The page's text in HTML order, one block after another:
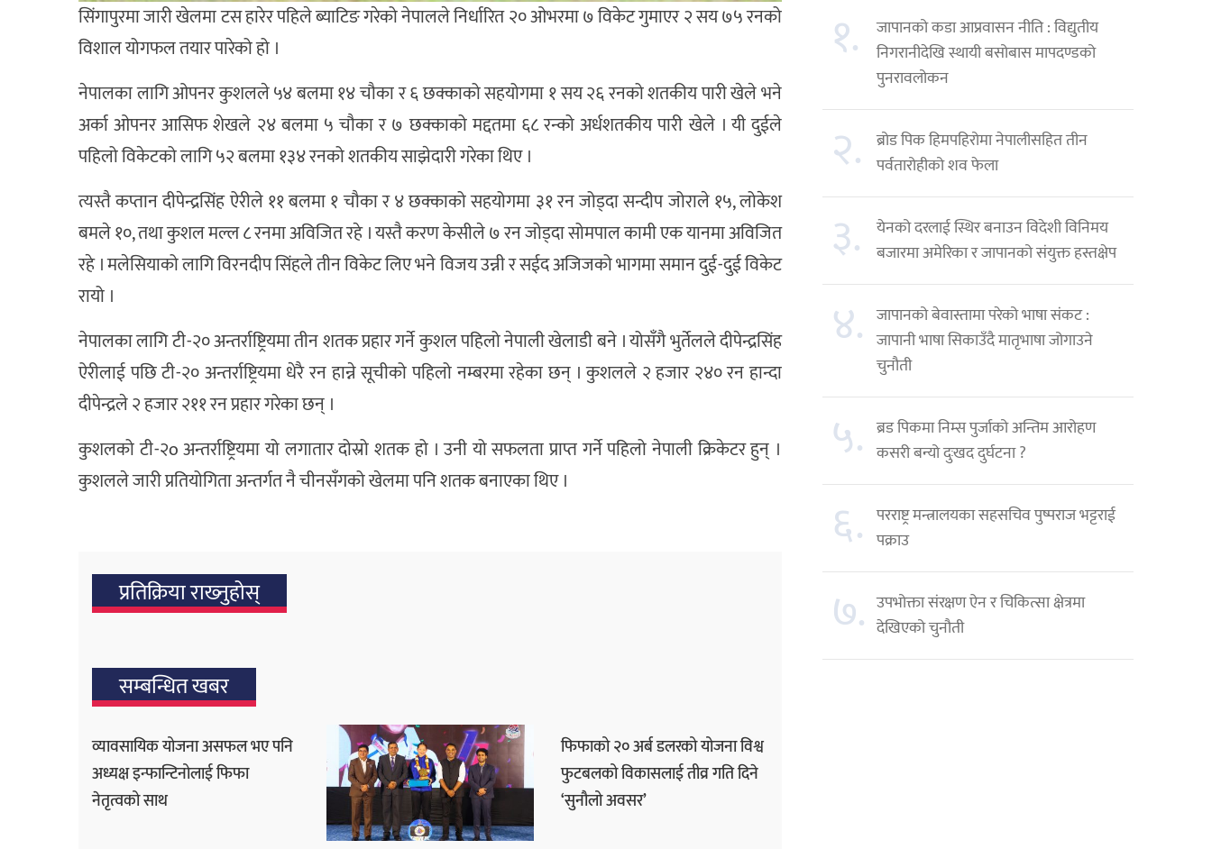
सिंगापुरमा जारी खेलमा टस हारेर पहिले ब्याटिङ गरेको नेपालले निर्धारित २० ओभरमा ७ विकेट गुमाएर २ सय ७५ रनको
विशाल योगफल तयार पारेको हो ।
नेपालका लागि ओपनर कुशलले ५४ बलमा १४ चौका र ६ छक्काको सहयोगमा १ सय २६ रनको शतकीय पारी खेले भने
अर्का ओपनर आसिफ शेखले २४ बलमा ५ चौका र ७ छक्काको मद्दतमा ६८ रन्को अर्धशतकीय पारी खेले । यी दुईले
पहिलो विकेटको लागि ५२ बलमा १३४ रनको शतकीय साझेदारी गरेका थिए ।
त्यस्तै कप्तान दीपेन्द्रसिंह ऐरीले ११ बलमा १ चौका र ४ छक्काको सहयोगमा ३१ रन जोड्दा सन्दीप जोराले १५, लोकेश
बमले १०, तथा कुशल मल्ल ८ रनमा अविजित रहे । यस्तै करण केसीले ७ रन जोड्दा सोमपाल कामी एक यानमा अविजित
रहे । मलेसियाको लागि विरनदीप सिंहले तीन विकेट लिए भने विजय उन्नी र सईद अजिजको भागमा समान दुई-दुई विकेट
रायो ।
नेपालका लागि टी-२० अन्तर्राष्ट्रियमा तीन शतक प्रहार गर्ने कुशल पहिलो नेपाली खेलाडी बने । योसँगै भुर्तेलले दीपेन्द्रसिंह
ऐरीलाई पछि टी-२० अन्तर्राष्ट्रियमा धेरै रन हान्ने सूचीको पहिलो नम्बरमा रहेका छन् । कुशलले २ हजार २४० रन हान्दा
दीपेन्द्रले २ हजार २११ रन प्रहार गरेका छन् ।
कुशलको टी-२o अन्तर्राष्ट्रियमा यो लगातार दोस्रो शतक हो । उनी यो सफलता प्राप्त गर्ने पहिलो नेपाली क्रिकेटर हुन् ।
कुशलले जारी प्रतियोगिता अन्तर्गत नै चीनसँगको खेलमा पनि शतक बनाएका थिए ।
प्रतिक्रिया राख्‍नुहोस्
सम्बन्धित खबर
व्यावसायिक योजना असफल भए पनि
अध्यक्ष इन्फान्टिनोलाई फिफा
नेतृत्वको साथ
फिफाको २० अर्ब डलरको योजना विश्व
फुटबलको विकासलाई तीव्र गति दिने
‘सुनौलो अवसर’
१.
जापानको कडा आप्रवासन नीति : विद्युतीय
निगरानीदेखि स्थायी बसोबास मापदण्डको
पुनरावलोकन
२.
ब्रोड पिक हिमपहिरोमा नेपालीसहित तीन
पर्वतारोहीको शव फेला
३.
येनको दरलाई स्थिर बनाउन विदेशी विनिमय
बजारमा अमेरिका र जापानको संयुक्त हस्तक्षेप
४. जापानको बेवास्तामा परेको भाषा संकट :
जापानी भाषा सिकाउँदै मातृभाषा जोगाउने
चुनौती
५. ब्रड पिकमा निम्स पुर्जाको अन्तिम आरोहण
कसरी बन्यो दुःखद दुर्घटना ?
६. परराष्ट्र मन्त्रालयका सहसचिव पुष्पराज भट्टराई
पक्राउ
७. उपभोक्ता संरक्षण ऐन र चिकित्सा क्षेत्रमा
देखिएको चुनौती